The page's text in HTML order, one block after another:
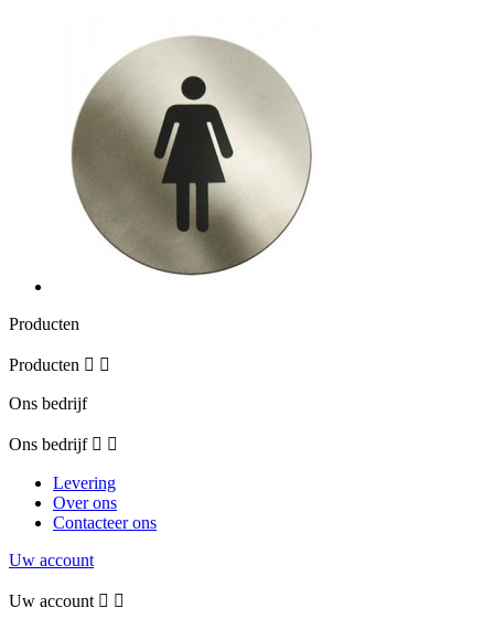
Producten
Producten  
Ons bedrijf
Ons bedrijf  
Levering
Over ons
Contacteer ons
Uw account
Uw account  